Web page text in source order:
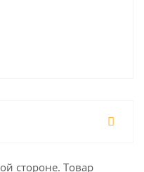
стороне. Товар